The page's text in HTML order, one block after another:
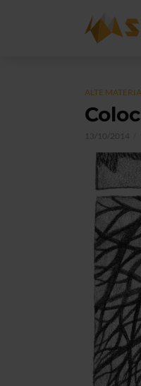
ALTE
13/10/2014